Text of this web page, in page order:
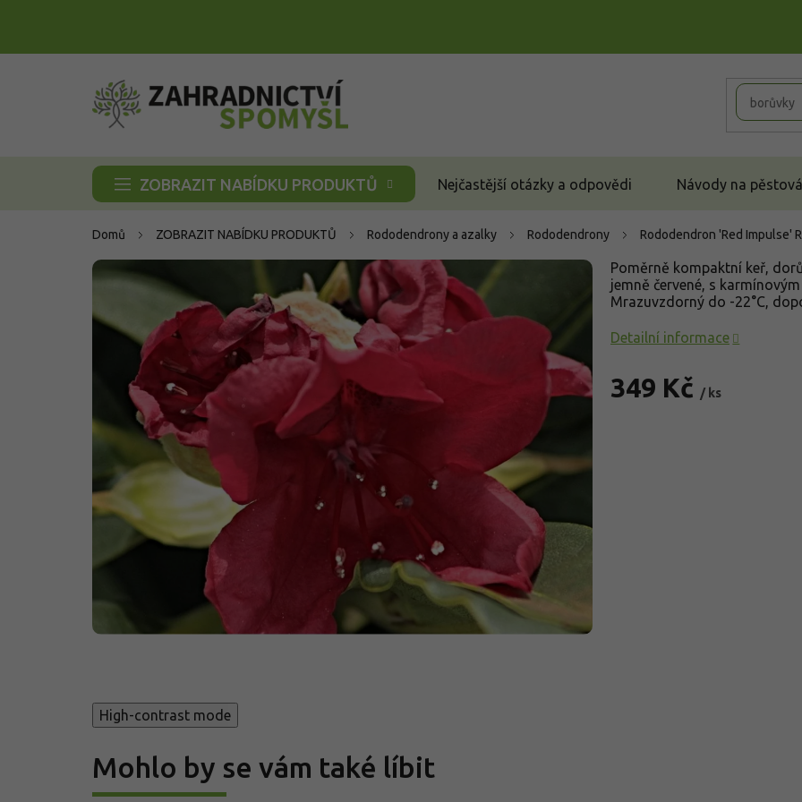
ZOBRAZIT NABÍDKU PRODUKTŮ Nejčastější otázky a odpovědi Návody na
Domů ZOBRAZIT NABÍDKU PRODUKTŮ Rododendrony a azalky Rododendrony Rododendron 'Red Impulse'
349 Kč / ks
Poměrně kompaktní keř,
jemně červené, s
Mrazuvzdorný do -22°C,
Detailní informace
High-contrast mode
Mohlo by se vám také líbit